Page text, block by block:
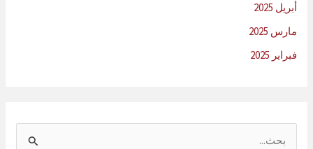
أبريل 2025
مارس 2025
فبراير 2025